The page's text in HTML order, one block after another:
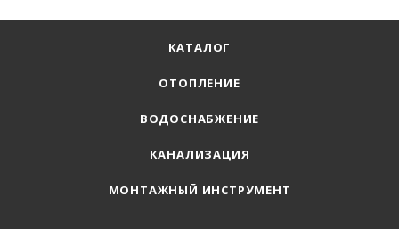
КАТАЛОГ
ОТОПЛЕНИЕ
ВОДОСНАБЖЕНИЕ
КАНАЛИЗАЦИЯ
МОНТАЖНЫЙ ИНСТРУМЕНТ